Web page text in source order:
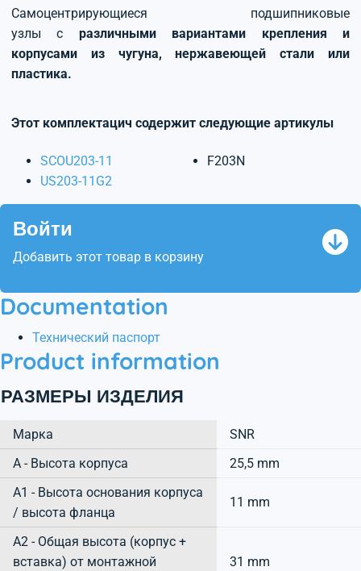
Самоцентрирующиеся подшипниковые
узлы с различными вариантами крепления и
корпусами из чугуна, нержавеющей стали или
пластика.
Этот комплектацич содержит следующие артикулы
SCOU203-11
US203-11G2
F203N
Войти
Добавить этот товар в корзину
Documentation
Технический паспорт
Product information
РАЗМЕРЫ ИЗДЕЛИЯ
Марка
SNR
А - Высота корпуса
25,5 mm
A1 - Высота основания корпуса
/ высота фланца
11 mm
A2 - Общая высота (корпус +
вставка) от монтажной
31 mm